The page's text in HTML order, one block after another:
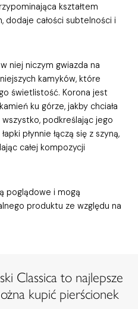
kształtem
dodaje całości subtelności i
niej niczym gwiazda na
kamyków, które
świetlistość. Korona jest
ku górze, jakby chciała
podkreślając jego
płynnie łączą się z szyną,
całej kompozycji
poglądowe i mogą
produktu ze względu na
Classica to najlepsze
kupić pierścionek